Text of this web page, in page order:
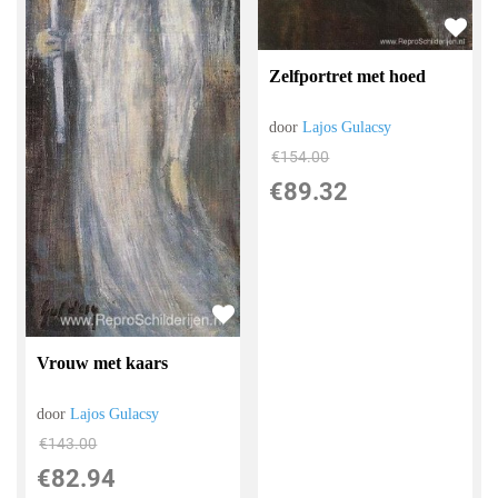
Vrouw met kaars
doorLajos Gulacsy
€143.00
€82.94
Zelfportret met hoed
doorLajos Gulacsy
€154.00
€89.32